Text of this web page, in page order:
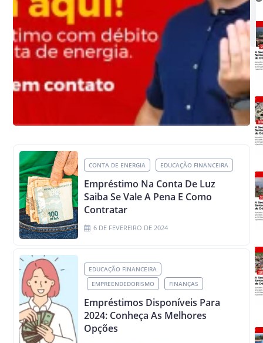
CONTA DE ENERGIA EDUCAÇÃO FINANCEIRA
Empréstimo Na Conta De Luz
Saiba Se Vale A Pena E Como
Contratar
6 DE FEVEREIRO DE 2024
EDUCAÇÃO FINANCEIRA
EMPREENDEDORISMO
FINANÇAS
Empréstimos Disponíveis Para
2024: Conheça As Melhores
Opções